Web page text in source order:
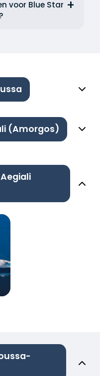
voor Blue Star
(Amorgos)